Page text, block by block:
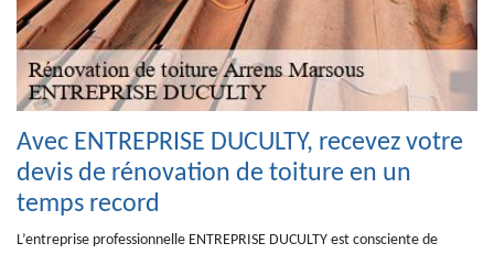
Avec ENTREPRISE DUCULTY, recevez votre
devis de rénovation de toiture en un
temps record
L’entreprise professionnelle ENTREPRISE DUCULTY est consciente de